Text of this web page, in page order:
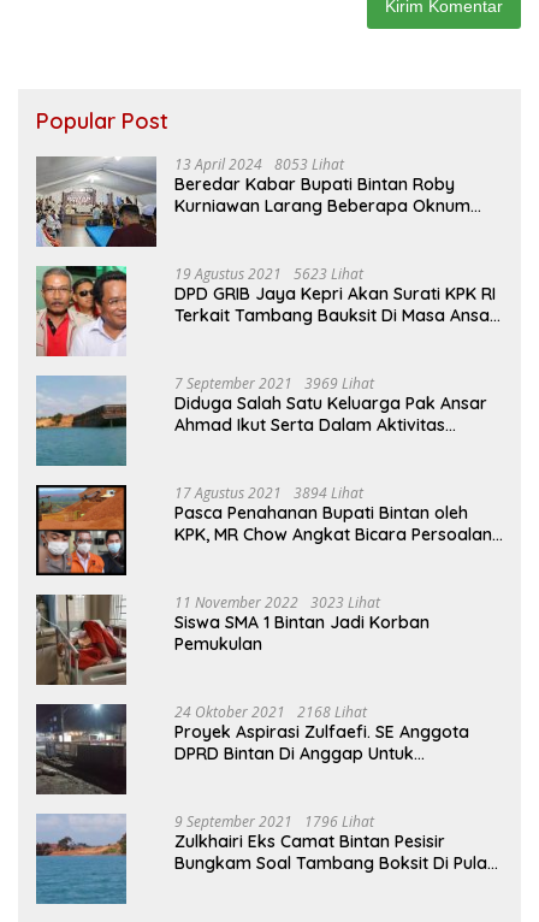
Popular Post
13 April 2024 8053 Lihat
Beredar Kabar Bupati Bintan Roby
Kurniawan Larang Beberapa Oknum
19 Agustus 2021 5623 Lihat
DPD GRIB Jaya Kepri Akan Surati KPK RI
Terkait Tambang Bauksit Di Masa Ansar
7 September 2021 3969 Lihat
Diduga Salah Satu Keluarga Pak Ansar
Ahmad Ikut Serta Dalam Aktivitas
17 Agustus 2021 3894 Lihat
Pasca Penahanan Bupati Bintan oleh
KPK, MR Chow Angkat Bicara Persoalan
11 November 2022 3023 Lihat
Siswa SMA 1 Bintan Jadi Korban
Pemukulan
24 Oktober 2021 2168 Lihat
Proyek Aspirasi Zulfaefi. SE Anggota
DPRD Bintan Di Anggap Untuk
9 September 2021 1796 Lihat
Zulkhairi Eks Camat Bintan Pesisir
Bungkam Soal Tambang Boksit Di Pulau